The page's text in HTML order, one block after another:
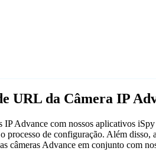
URL da Câmera IP
IP Advance com nossos aplicativos
de configuração. Além
câmeras Advance em conjunto com